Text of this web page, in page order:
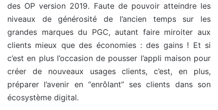
des OP version 2019. Faute de pouvoir atteindre les
niveaux de générosité de l’ancien temps sur les
grandes marques du PGC, autant faire miroiter aux
clients mieux que des économies : des gains ! Et si
c’est en plus l’occasion de pousser l’appli maison pour
créer de nouveaux usages clients, c’est, en plus,
préparer l’avenir en “enrôlant” ses clients dans son
écosystème digital.